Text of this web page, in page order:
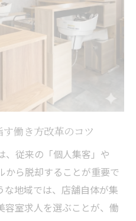
収入を得る新しい働き
スを守る美容室の求人
ありません。地味でも
ート率」を最大限に評
ス重視の職場が評価す
働き方改革のコツ
、従来の「個人集客」や
から脱却することが重要で
な地域では、店舗自体が集
容室求人を選ぶことが、働